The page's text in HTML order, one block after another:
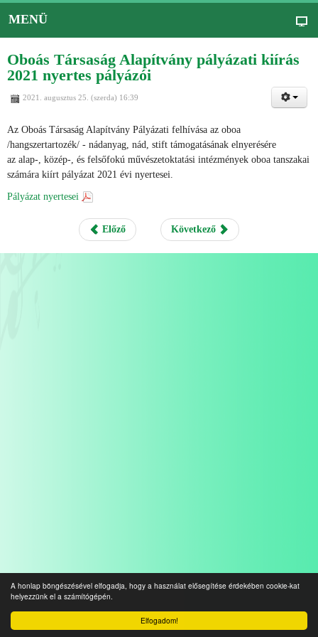
Elfogadom!
A honlap böngészésével elfogadja, hogy a használat elősegítése érdekében cookie-kat
helyezzünk el a számítógépén.
MENÜ
Oboás Társaság Alapítvány pályázati kiírás
2021 nyertes pályázói
2021. augusztus 25. (szerda) 16:39
Az Oboás Társaság Alapítvány Pályázati felhívása az oboa
/hangszertartozék/ - nádanyag, nád, stift támogatásának elnyerésére
az alap-, közép-, és felsőfokú művészetoktatási intézmények oboa tanszakai
számára kiírt pályázat 2021 évi nyertesei.
Pályázat nyertesei
Előző Következő